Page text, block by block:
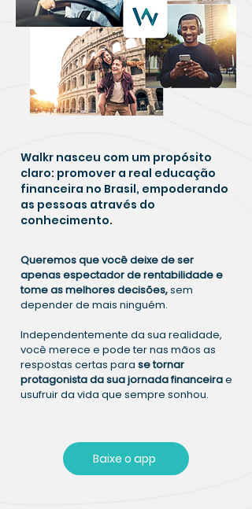
Walkr nasceu com um propósito
claro: promover a real educação
financeira no Brasil, empoderando
as pessoas através do
conhecimento.
Queremos que você deixe de ser
apenas espectador de rentabilidade e
tome as melhores decisões,sem
depender de mais ninguém.
Independentemente da sua realidade,
você merece e pode ter nas mãos as
respostas certas para se tornar
protagonista da sua jornada financeirae
usufruir da vida que sempre sonhou.
Baixe o app